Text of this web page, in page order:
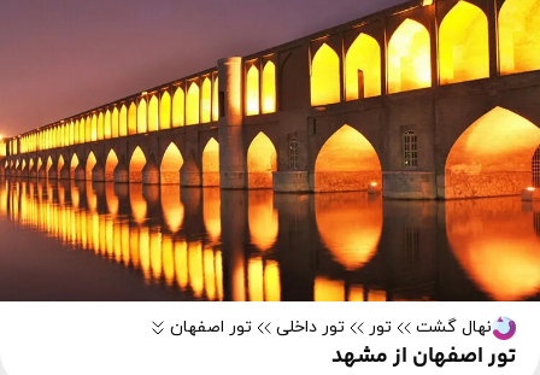
تور اصفهان از مشهد
نهال گشت تور تور داخلی تور اصفهان